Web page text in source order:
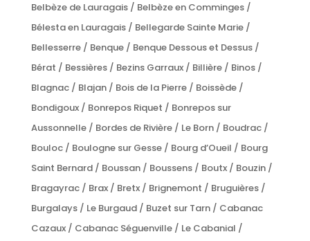
Belbèze de Lauragais / Belbèze en Comminges /
Bélesta en Lauragais / Bellegarde Sainte Marie /
Bellesserre / Benque / Benque Dessous et Dessus /
Bérat / Bessières / Bezins Garraux / Billière / Binos /
Blagnac / Blajan / Bois de la Pierre / Boissède /
Bondigoux / Bonrepos Riquet / Bonrepos sur
Aussonnelle / Bordes de Rivière / Le Born / Boudrac /
Bouloc / Boulogne sur Gesse / Bourg d’Oueil / Bourg
Saint Bernard / Boussan / Boussens / Boutx / Bouzin /
Bragayrac / Brax / Bretx / Brignemont / Bruguières /
Burgalays / Le Burgaud / Buzet sur Tarn / Cabanac
Cazaux / Cabanac Séguenville / Le Cabanial /